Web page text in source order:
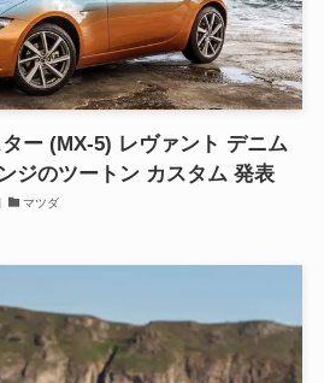
ー (MX-5) レヴァント デニム
ジのツートン カスタム 発表
マツダ